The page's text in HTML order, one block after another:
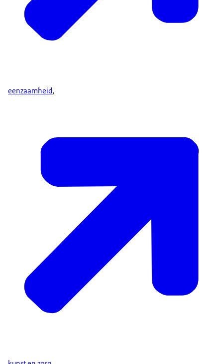
eenzaamheid,